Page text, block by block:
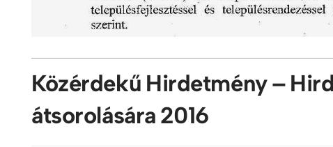
Közérdekű Hirdetmény –
átsorolására 2016